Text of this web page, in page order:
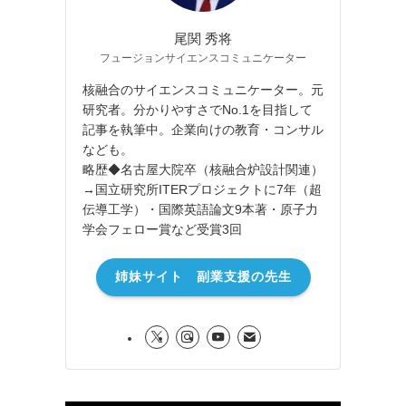
尾関 秀将
フュージョンサイエンスコミュニケーター
核融合のサイエンスコミュニケーター。元
研究者。分かりやすさでNo.1を目指して
記事を執筆中。企業向けの教育・コンサル
なども。
略歴◆名古屋大院卒（核融合炉設計関連）
→国立研究所ITERプロジェクトに7年（超
伝導工学）・国際英語論文9本著・原子力
学会フェロー賞など受賞3回
姉妹サイト 副業支援の先生